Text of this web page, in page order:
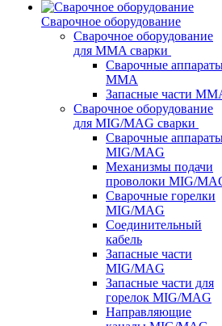
Сварочное оборудование
Сварочное оборудование
для MMA сварки
Сварочные
MMA
Запасные части
Сварочное оборудование
для MIG/MAG сварки
Сварочные
MIG/MAG
Механизмы подачи
проволоки MIG/
Сварочные горелки
MIG/MAG
Соединительный
кабель
Запасные части
MIG/MAG
Запасные части для
горелок MIG/MAG
Направляющие